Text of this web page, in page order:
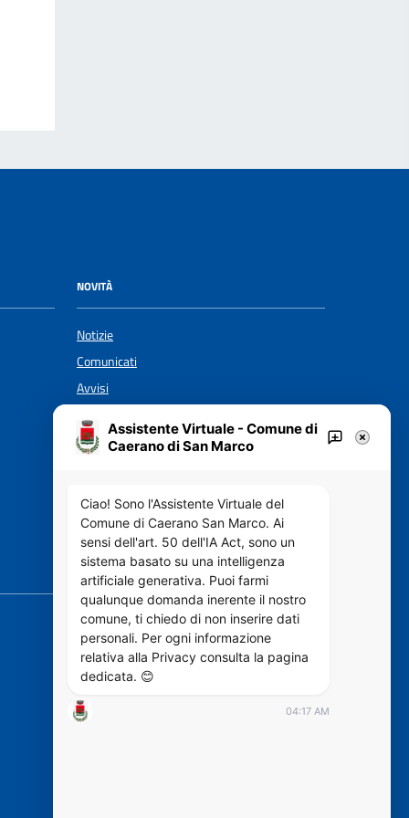
NOVITÀ
Notizie
Comunicati
Avvisi
VIVERE IL COMUNE
Luoghi
Eventi
SEGUICI SU
https://designers.italia.it/
Assistente Virtuale - Comune di
Caerano di San Marco
Ciao! Sono l'Assistente Virtuale del
Comune di Caerano San Marco. Ai
sensi dell'art. 50 dell'IA Act, sono un
sistema basato su una intelligenza
artificiale generativa. Puoi farmi
qualunque domanda inerente il nostro
comune, ti chiedo di non inserire dati
personali. Per ogni informazione
relativa alla Privacy consulta la pagina
dedicata. 😊
04:17 AM